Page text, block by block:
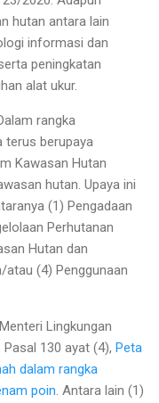
hutan antara lain
informasi dan
peningkatan
alat ukur.
rangka
terus berupaya
Kawasan Hutan
hutan. Upaya ini
(1) Pengadaan
Perhutanan
Hutan dan
atau (4) Penggunaan
Lingkung­an
130 ayat (4), Peta
dalam rangka
poin. Antara lain (1)